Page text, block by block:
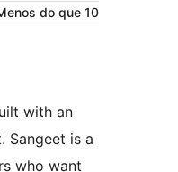
do que 10
with an
Sangeet is a
who want